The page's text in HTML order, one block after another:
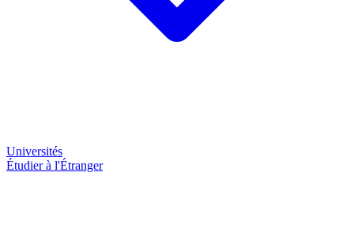
Universités
Étudier à l'Étranger